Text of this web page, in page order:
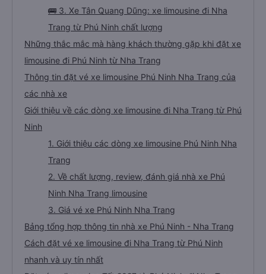
🚌 3. Xe Tân Quang Dũng: xe limousine đi Nha
Trang từ Phú Ninh chất lượng
Những thắc mắc mà hàng khách thường gặp khi đặt xe
limousine đi Phú Ninh từ Nha Trang
Thông tin đặt vé xe limousine Phú Ninh Nha Trang của
các nhà xe
Giới thiệu về các dòng xe limousine đi Nha Trang từ Phú
Ninh
1. Giới thiệu các dòng xe limousine Phú Ninh Nha
Trang
2. Về chất lượng, review, đánh giá nhà xe Phú
Ninh Nha Trang limousine
3. Giá vé xe Phú Ninh Nha Trang
Bảng tổng hợp thông tin nhà xe Phú Ninh - Nha Trang
Cách đặt vé xe limousine đi Nha Trang từ Phú Ninh
nhanh và uy tín nhất